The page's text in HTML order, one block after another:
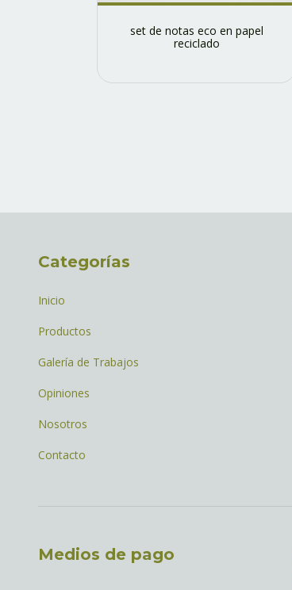
set de notas eco en papel
reciclado
Categorías
Inicio
Productos
Galería de Trabajos
Opiniones
Nosotros
Contacto
Medios de pago